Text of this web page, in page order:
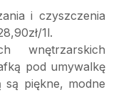
i czyszczenia
1l.
wnętrzarskich
pod umywalkę
piękne, modne